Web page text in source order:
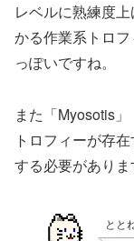
レベルに熟練度
かる作業系トロ
っぽいですね。
また「Myosotis
トロフィーが存
する必要がありま
とと